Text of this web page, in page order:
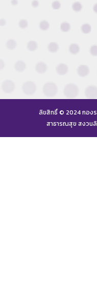
ลิขสิทธิ์ © 2024 กองร
สาธารณสุข สงวน